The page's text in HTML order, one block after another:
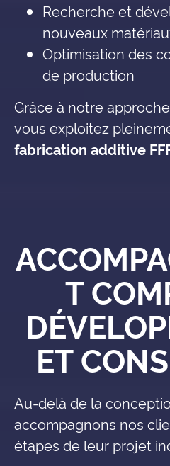
Recherche et
nouveaux
Optimisation des
de production
Grâce à notre
vous exploitez
fabrication additive
T
ET
Au-delà de la
accompagnons nos
étapes de leur projet